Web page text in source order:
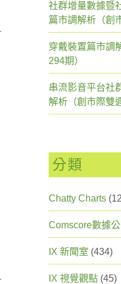
社群增量數據暨
篇市調解析（創
穿戴裝置篇市調
294期）
串流影音平台社
解析（創市際雙
分類
Chatty Charts
Comscore數據
IX 新聞室 (434)
IX 視覺觀點 (45)